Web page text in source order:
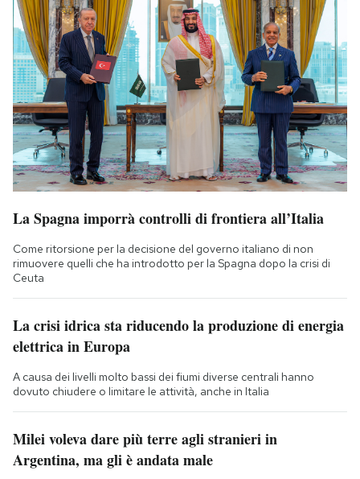
La Spagna imporrà controlli di frontiera all’Italia
Come ritorsione per la decisione del governo italiano di non
rimuovere quelli che ha introdotto per la Spagna dopo la crisi di
Ceuta
La crisi idrica sta riducendo la produzione di energia
elettrica in Europa
A causa dei livelli molto bassi dei fiumi diverse centrali hanno
dovuto chiudere o limitare le attività, anche in Italia
Milei voleva dare più terre agli stranieri in
Argentina, ma gli è andata male